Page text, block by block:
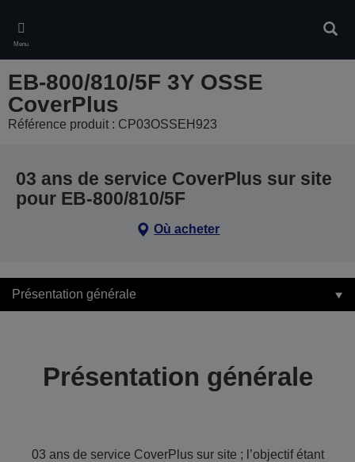
main
content
Menu
EB-800/810/5F 3Y OSSE
CoverPlus
Référence produit : CP03OSSEH923
03 ans de service CoverPlus sur site
pour EB-800/810/5F
Où acheter
Présentation générale
Présentation générale
03 ans de service CoverPlus sur site ; l’objectif étant